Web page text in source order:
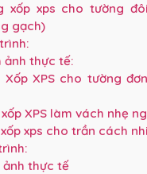
xốp xps cho tường
gạch)
ảnh thực tế:
XPS cho tường
XPS làm vách nhẹ
xps cho trần cách
ảnh thực tế